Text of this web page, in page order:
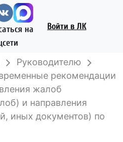
на
Войти в ЛК
Руководителю
рекомендации
жалоб
и направления
иных документов) по